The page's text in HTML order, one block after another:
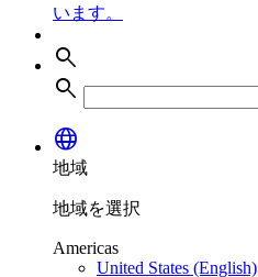
います。
search
search
language
地域
地域を選択
Americas
United States (English)